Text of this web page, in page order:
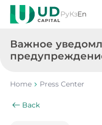
РуКзEn
Важное
Home Press Center
Back